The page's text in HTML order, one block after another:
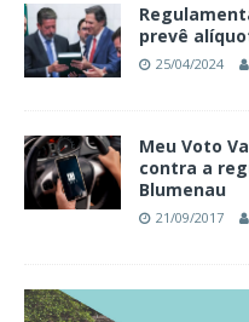
prevê
25/04/2024
Meu Voto
contra a
Blumenau
21/09/2017